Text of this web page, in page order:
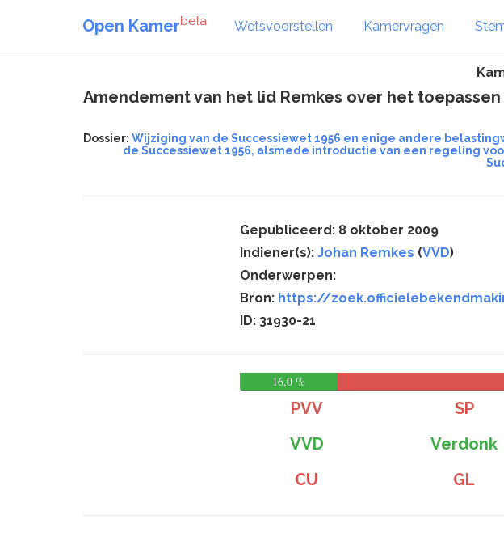
Open Kamerbeta Wetsvoorstellen Kamervragen
Amendement van het lid Remkes over het
Dossier: Wijziging van de Successiewet 1956 en enige andere
de Successiewet 1956, alsmede introductie van een regeling
Gepubliceerd: 8 oktober 2009
Indiener(s): Johan Remkes (VVD)
Onderwerpen:
Bron: https://
ID: 31930-21
16,0 %
PVV SP
VVD
Verdonk
CU
GL